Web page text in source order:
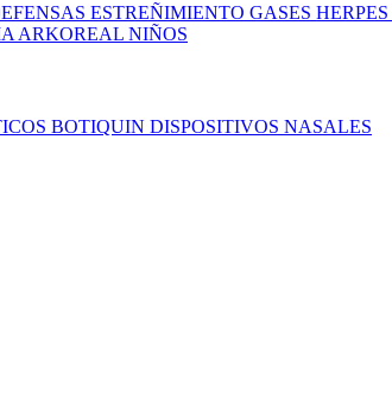
ESTREÑIMIENTO GASES HERPES
ARKOREAL NIÑOS
BOTIQUIN DISPOSITIVOS NASALES